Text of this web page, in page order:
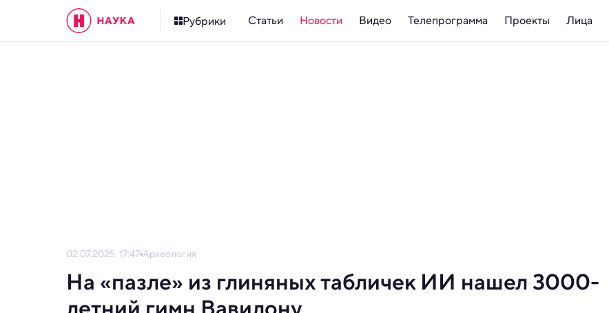
Рубрики Статьи Новости Видео Телепрограмма Проекты Лица
02.07.2025, 17:47 Археология
На «пазле» из глиняных табличек ИИ нашел 3000-